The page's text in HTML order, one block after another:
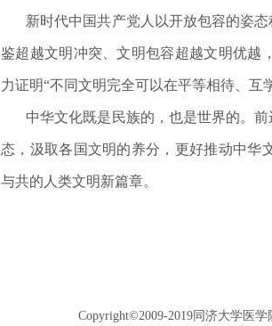
新时代中国共产党人以开放包容的姿态
鉴超越文明冲突、文明包容超越文明优越
力证明“不同文明完全可以在平等相待、互
中华文化既是民族的，也是世界的。前
态，汲取各国文明的养分，更好推动中华
与共的人类文明新篇章。
Copyright©2009-2019同济大学医